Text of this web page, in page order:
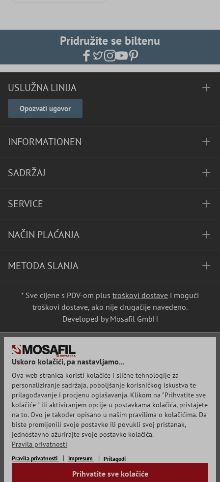
Pridružite se biltenu
USLUŽNA LINIJA
Opozvati ugovor
INFORMATIONEN
SADRŽAJ
SERVICE
NAČIN PLAĆANJA
METODA SLANJA
* Sve cijene s PDV-om plus troškovi dostave i mogući
troškovi dostave, ako nije drugačije navedeno.
Developed by Mosafil GmbH
Uskoro kolačići, pa nastavljamo...
Ova web stranica koristi kolačiće i slične tehnologije za
personaliziranje sadržaja, poboljšanje korisničkog iskustva te
prilagođavanje i procjenu oglašavanja. Klikom na "Prihvatite sve
kolačiće " ili aktiviranjem opcije u postavkama kolačića, pristajete
na to. Ovo je također opisano u našim pravilima o kolačićima. Da
biste promijenili svoje postavke ili povukli svoj pristanak,
jednostavno ažurirajte svoje postavke kolačića.
Pravila privatnosti
Pravila privatnosti Impresum Prilagodi
Prihvatite sve kolačiće